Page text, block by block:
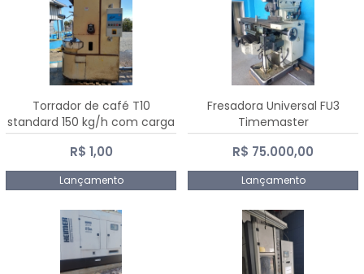
Torrador de café T10
standard 150 kg/h com carga
de 10 kg
R$ 1,00
Lançamento
Fresadora Universal FU3
Timemaster
R$ 75.000,00
Lançamento